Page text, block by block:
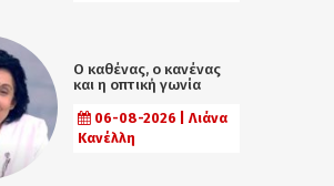
Ο καθένας, ο κανένας
και η οπτική γωνία
06-08-2026 | Λιάνα
Κανέλλη